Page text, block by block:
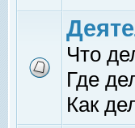
Что
Где
Как